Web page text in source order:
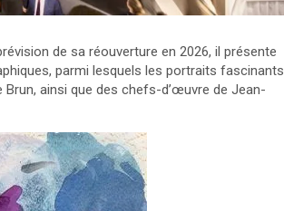
de sa réouverture en 2026, il présente
parmi lesquels les portraits fascinants
ainsi que des chefs-d’œuvre de Jean-